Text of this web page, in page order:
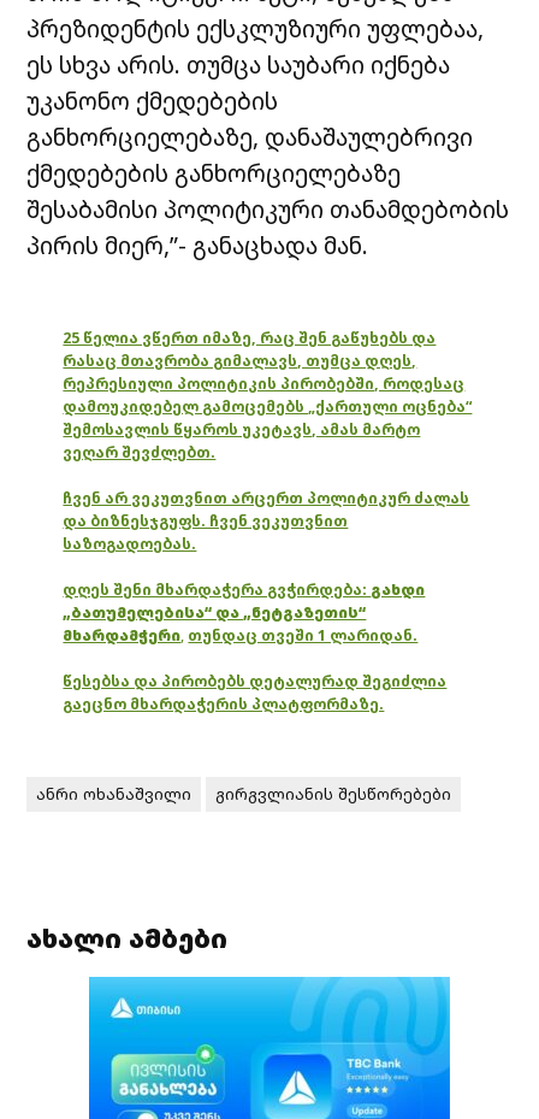
პრეზიდენტის ექსკლუზიური უფლებაა,
ეს სხვა არის. თუმცა საუბარი იქნება
უკანონო ქმედებების
განხორციელებაზე, დანაშაულებრივი
ქმედებების განხორციელებაზე
შესაბამისი პოლიტიკური თანამდებობის
პირის მიერ,”- განაცხადა მან.
25 წელია ვწერთ იმაზე, რაც შენ გაწუხებს და
რასაც მთავრობა გიმალავს, თუმცა დღეს,
რეპრესიული პოლიტიკის პირობებში, როდესაც
დამოუკიდებელ გამოცემებს „ქართული ოცნება“
შემოსავლის წყაროს უკეტავს, ამას მარტო
ვეღარ შევძლებთ.
ჩვენ არ ვეკუთვნით არცერთ პოლიტიკურ ძალას
და ბიზნესჯგუფს. ჩვენ ვეკუთვნით
საზოგადოებას.
დღეს შენი მხარდაჭერა გვჭირდება: გახდი
„ბათუმელებისა“ და „ნეტგაზეთის“
მხარდამჭერი, თუნდაც თვეში 1 ლარიდან.
წესებსა და პირობებს დეტალურად შეგიძლია
გაეცნო მხარდაჭერის პლატფორმაზე.
ანრი ოხანაშვილი გირგვლიანის შესწორებები
ახალი ამბები